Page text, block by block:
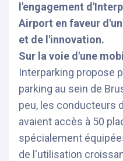
l'engagement
Airport en faveur
et de l'innovation.
Sur la voie d'une
Interparking propose
parking au sein de
peu, les conducteurs
avaient accès à 50
spécialement
de l'utilisation